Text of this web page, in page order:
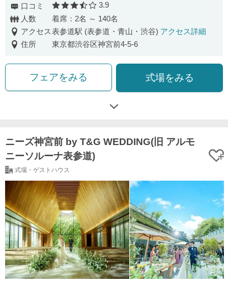
口コミ 口コミ評価
3.9
人数
着席：2名 ～ 140名
アクセス表参道駅 (表参道・青山・渋谷) アクセス詳細
住所
東京都渋谷区神宮前4-5-6
フェアをみる 式場をみる
ニーズ神宮前 by T&G WEDDING(旧 アルモ
ニーソルーナ表参道)
式場・ゲストハウス